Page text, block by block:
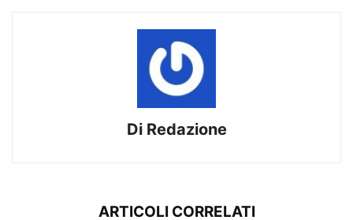
Di Redazione
ARTICOLI CORRELATI